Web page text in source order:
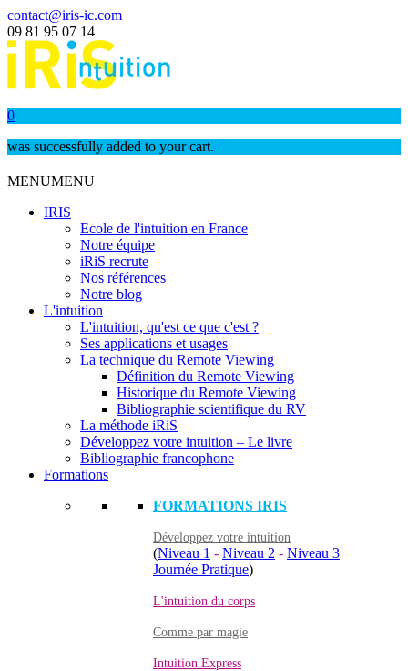
contact@iris-ic.com
09 81 95 07 14
0
was successfully added to your cart.
MENUMENU
IRIS
Ecole de l'intuition en France
Notre équipe
iRiS recrute
Nos références
Notre blog
L'intuition
L'intuition, qu'est ce que c'est ?
Ses applications et usages
La technique du Remote Viewing
Définition du Remote Viewing
Historique du Remote Viewing
Bibliographie scientifique du RV
La méthode iRiS
Développez votre intuition – Le livre
Bibliographie francophone
Formations
FORMATIONS IRIS
Développez votre intuition
(Niveau 1 - Niveau 2 - Niveau 3
Journée Pratique)
L'intuition du corps
Comme par magie
Intuition Express